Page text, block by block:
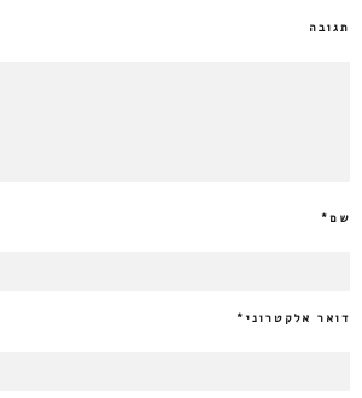
תגובה
שם*
דואר אלקטרוני *